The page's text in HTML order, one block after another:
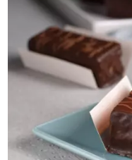
SO
KOCHST
DU
DEINEN
KETO
PUDDING!